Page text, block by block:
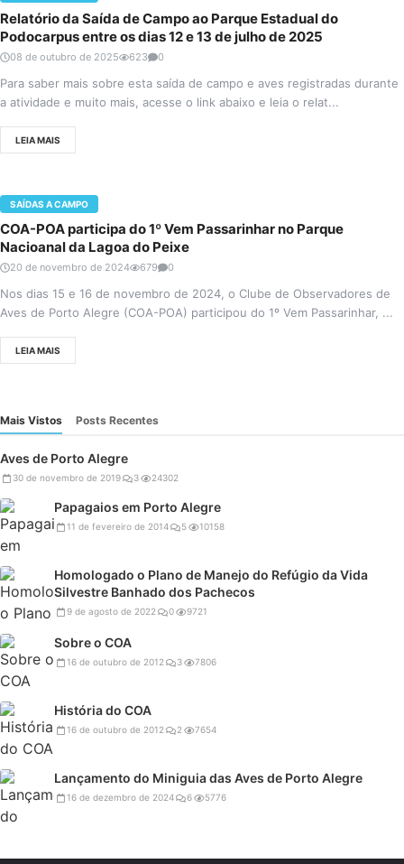
Relatório da Saída de Campo ao Parque Estadual do
Podocarpus entre os dias 12 e 13 de julho de 2025
08 de outubro de 2025 623 0
Para saber mais sobre esta saída de campo e aves registradas durante
a atividade e muito mais, acesse o link abaixo e leia o relat...
LEIA MAIS
SAÍDAS A CAMPO
COA-POA participa do 1º Vem Passarinhar no Parque
Nacioanal da Lagoa do Peixe
20 de novembro de 2024 679 0
Nos dias 15 e 16 de novembro de 2024, o Clube de Observadores de
Aves de Porto Alegre (COA-POA) participou do 1º Vem Passarinhar, ...
LEIA MAIS
Mais Vistos Posts Recentes
Aves de Porto Alegre
30 de novembro de 2019 3 24302
Papagaios em Porto Alegre
11 de fevereiro de 2014 5 10158
Homologado o Plano de Manejo do Refúgio da Vida
Silvestre Banhado dos Pachecos
9 de agosto de 2022 0 9721
Sobre o COA
16 de outubro de 2012 3 7806
História do COA
16 de outubro de 2012 2 7654
Lançamento do Miniguia das Aves de Porto Alegre
16 de dezembro de 2024 6 5776